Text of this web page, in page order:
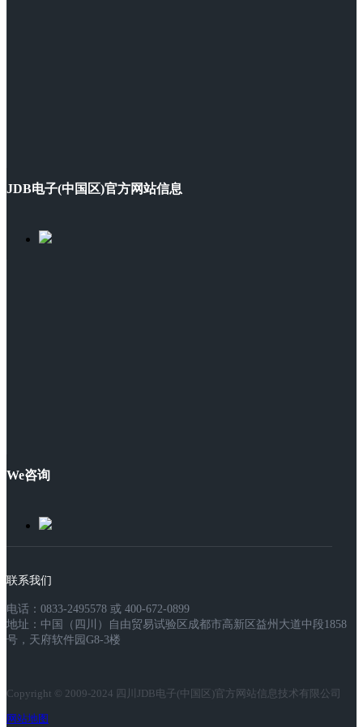
JDB电子(中国区)官方网站信息
We咨询
联系我们
电话：0833-2495578 或 400-672-0899
地址：中国（四川）自由贸易试验区成都市高新区益州大道中段1858
号，天府软件园G8-3楼
Copyright © 2009-2024 四川JDB电子(中国区)官方网站信息技术有限公司
网站地图